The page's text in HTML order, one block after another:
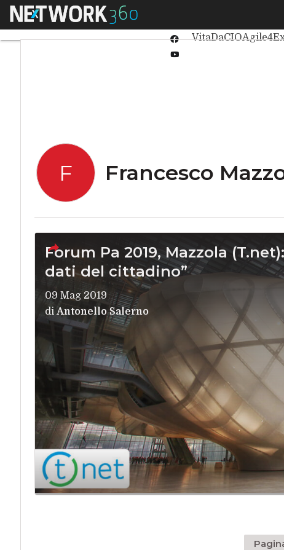
Menu
Facebook
VitaDaCIO
F Francesco
Forum Pa 2019, Mazzola
dati del cittadino”
09 Mag 2019
di Antonello Salerno